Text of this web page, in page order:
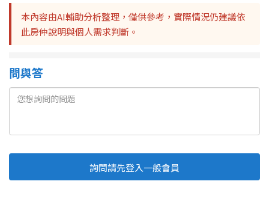
本內容由AI輔助分析整理，僅供參考，實際情況仍建議依
此房仲說明與個人需求判斷。
問與答
詢問請先登入一般會員